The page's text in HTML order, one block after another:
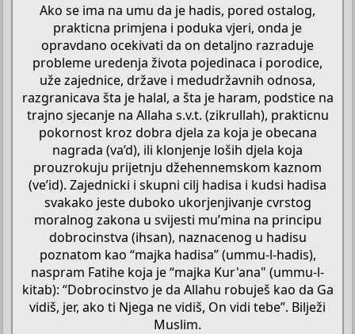
Ako se ima na umu da je hadis, pored ostalog,
prakticna primjena i poduka vjeri, onda je
opravdano ocekivati da on detaljno razraduje
probleme uredenja života pojedinaca i porodice,
uže zajednice, države i medudržavnih odnosa,
razgranicava šta je halal, a šta je haram, podstice na
trajno sjecanje na Allaha s.v.t. (zikrullah), prakticnu
pokornost kroz dobra djela za koja je obecana
nagrada (va’d), ili klonjenje loših djela koja
prouzrokuju prijetnju džehennemskom kaznom
(ve’id). Zajednicki i skupni cilj hadisa i kudsi hadisa
svakako jeste duboko ukorjenjivanje cvrstog
moralnog zakona u svijesti mu’mina na principu
dobrocinstva (ihsan), naznacenog u hadisu
poznatom kao “majka hadisa” (ummu-l-hadis),
naspram Fatihe koja je “majka Kur'ana" (ummu-l-
kitab): “Dobrocinstvo je da Allahu robuješ kao da Ga
vidiš, jer, ako ti Njega ne vidiš, On vidi tebe”. Bilježi
Muslim.